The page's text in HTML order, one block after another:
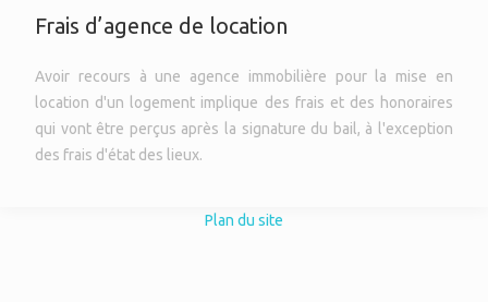
Frais d’agence de location
Avoir recours à une agence immobilière pour la mise en
location d'un logement implique des frais et des honoraires
qui vont être perçus après la signature du bail, à l'exception
des frais d'état des lieux.
Plan du site